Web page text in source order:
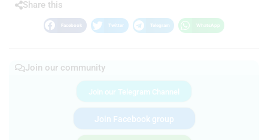
Share this
Facebook Twitter Telegram WhatsApp
Join our community
Join our Telegram Channel
Join Facebook group